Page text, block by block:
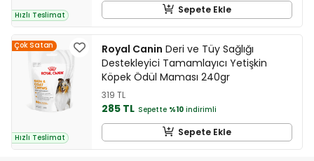
Hızlı Teslimat Sepete Ekle
Çok Satan
Hızlı Teslimat
Royal Canin Deri ve Tüy Sağlığı
Destekleyici Tamamlayıcı Yetişkin
Köpek Ödül Maması 240gr
319 TL
285 TL Sepette %10 indirimli
Sepete Ekle